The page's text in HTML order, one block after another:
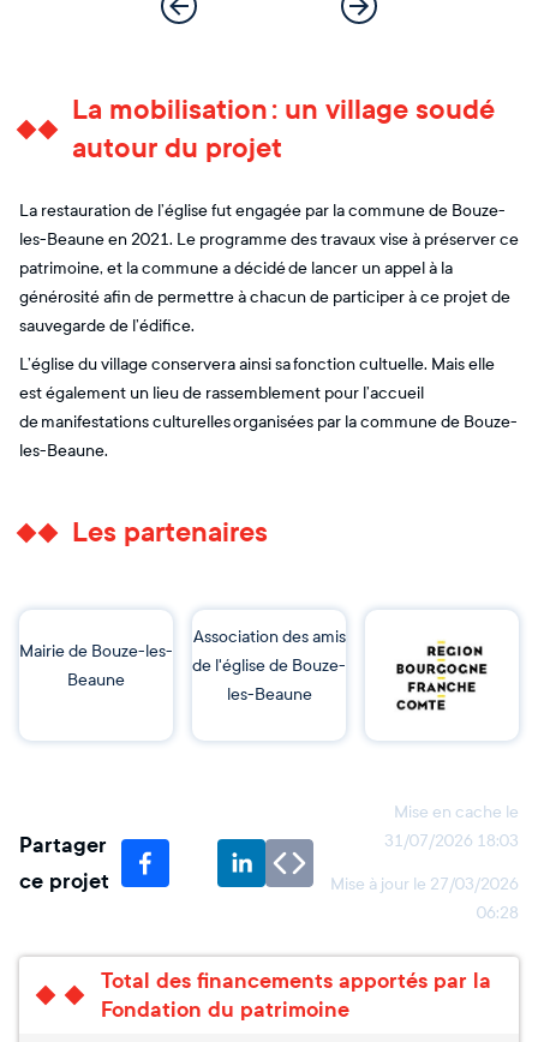
La mobilisation : un village soudé
autour du projet
La restauration de l’église fut engagée par la commune de Bouze-
les-Beaune en 2021. Le programme des travaux vise à préserver ce
patrimoine, et la commune a décidé de lancer un appel à la
générosité afin de permettre à chacun de participer à ce projet de
sauvegarde de l’édifice.
L’église du village conservera ainsi sa fonction cultuelle. Mais elle
est également un lieu de rassemblement pour l’accueil
de manifestations culturelles organisées par la commune de Bouze-
les-Beaune.
Les partenaires
Mairie de Bouze-les-
Beaune
Association des amis
de l'église de Bouze-
les-Beaune
Partager
ce projet
Mise en cache le
31/07/2026 18:03
Mise à jour le 27/03/2026
06:28
Total des financements apportés par la
Fondation du patrimoine